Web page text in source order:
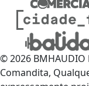
© 2026
Comandita,